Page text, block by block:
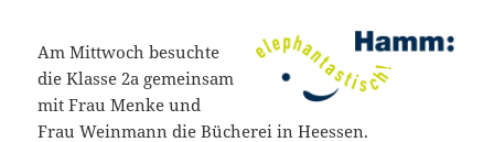
Am Mittwoch besuchte
die Klasse 2a gemeinsam
mit Frau Menke und
Frau Weinmann die Bücherei in Heessen.